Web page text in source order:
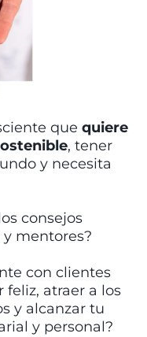
que quiere
, tener
y necesita
consejos
mentores?
con clientes
atraer a los
y alcanzar tu
y personal?